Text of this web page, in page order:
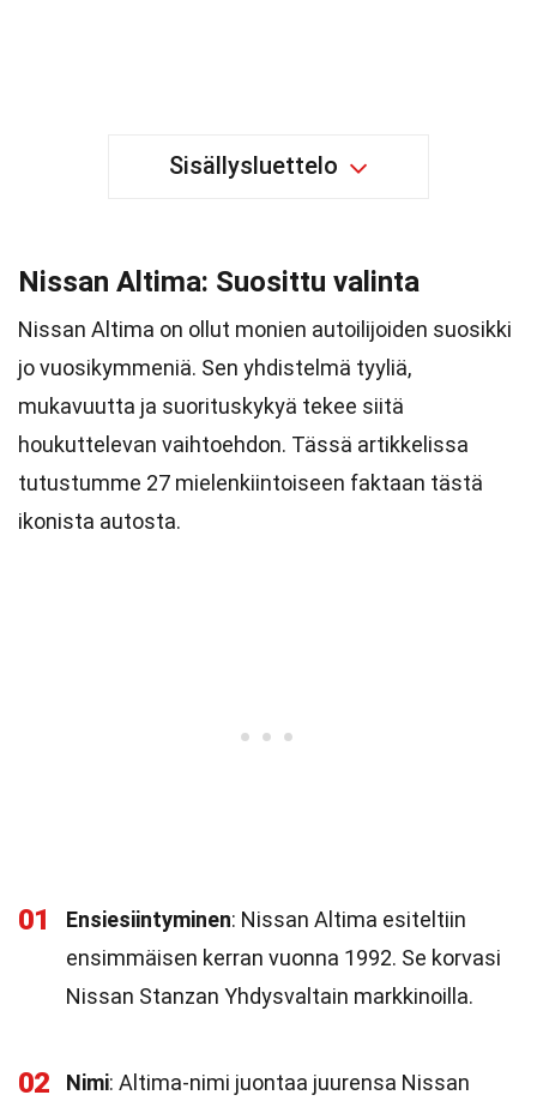
Sisällysluettelo
Nissan Altima: Suosittu valinta
Nissan Altima on ollut monien autoilijoiden suosikki
jo vuosikymmeniä. Sen yhdistelmä tyyliä,
mukavuutta ja suorituskykyä tekee siitä
houkuttelevan vaihtoehdon. Tässä artikkelissa
tutustumme 27 mielenkiintoiseen faktaan tästä
ikonista autosta.
01 Ensiesiintyminen: Nissan Altima esiteltiin
ensimmäisen kerran vuonna 1992. Se korvasi
Nissan Stanzan Yhdysvaltain markkinoilla.
02 Nimi: Altima-nimi juontaa juurensa Nissan